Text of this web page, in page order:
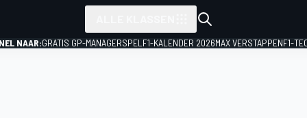
NAAR:GRATIS GP-MANAGERSPEL F1-KALENDER 2026MAX VERSTAPPENF1-